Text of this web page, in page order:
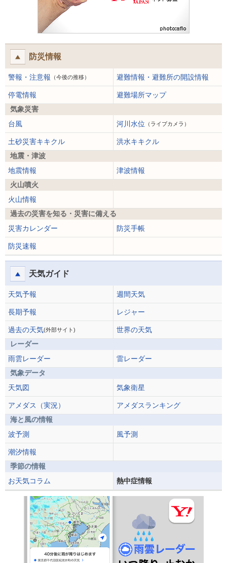
防災情報
警報・注意報 （今後の推移） 避難情報・避難所の開設情報
停電情報
避難場所マップ
気象災害
台風
河川水位 （ライブカメラ）
土砂災害キキクル
洪水キキクル
地震・津波
地震情報
津波情報
火山噴火
火山情報
過去の災害を知る・災害に備える
災害カレンダー
防災手帳
防災速報
天気ガイド
天気予報 週間天気
長期予報 レジャー
過去の天気(外部サイト)
世界の天気
レーダー
雨雲レーダー
雷レーダー
気象データ
天気図
気象衛星
アメダス（実況）
アメダスランキング
海と風の情報
波予測
風予測
潮汐情報
季節の情報
お天気コラム
熱中症情報